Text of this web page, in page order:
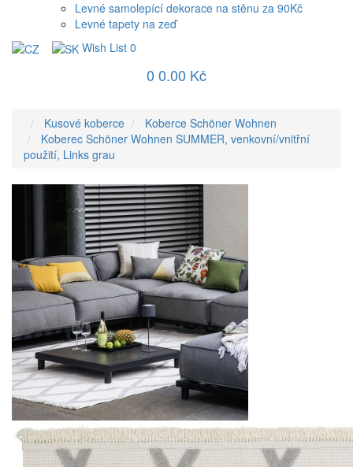
Levné samolepící dekorace na stěnu za 90Kč
Levné tapety na zeď
Wish List 0
0 0.00 Kč
Kusové koberce
Koberce Schöner Wohnen
Koberec Schöner Wohnen SUMMER, venkovní/vnitřní
použití, Links grau